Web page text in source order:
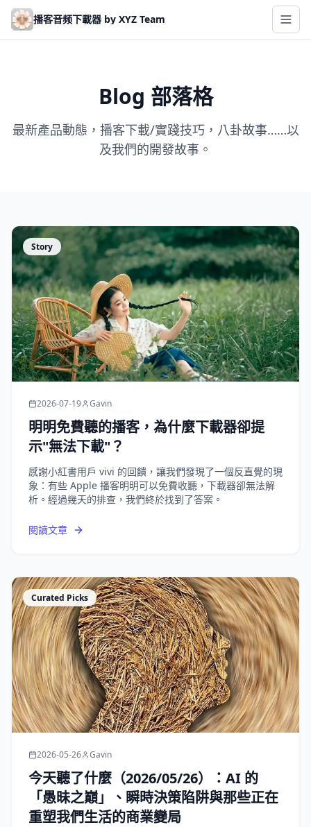
Skip to main content
播客音频下載器 by XYZ Team
Blog 部落格
最新產品動態，播客下載/實踐技巧，八卦故事……以
及我們的開發故事。
Story
2026-07-19 Gavin
明明免費聽的播客，為什麼下載器卻提
示"無法下載"？
感謝小紅書用戶 vivi 的回饋，讓我們發現了一個反直覺的現
象：有些 Apple 播客明明可以免費收聽，下載器卻無法解
析。經過幾天的排查，我們終於找到了答案。
閱讀文章
Curated Picks
2026-05-26 Gavin
今天聽了什麼（2026/05/26）：AI 的
「愚昧之巔」、瞬時決策陷阱與那些正在
重塑我們生活的商業變局